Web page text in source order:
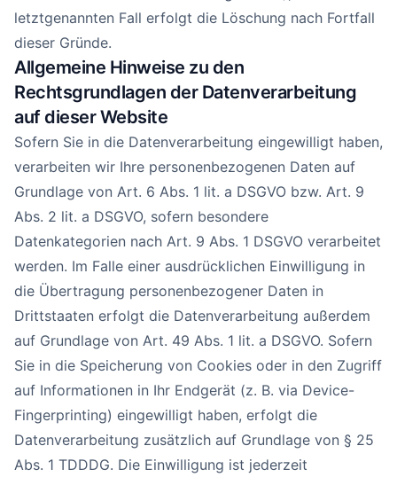
letztgenannten Fall erfolgt die Löschung nach Fortfall
dieser Gründe.
Allgemeine Hinweise zu den
Rechtsgrundlagen der Datenverarbeitung
auf dieser Website
Sofern Sie in die Datenverarbeitung eingewilligt haben,
verarbeiten wir Ihre personenbezogenen Daten auf
Grundlage von Art. 6 Abs. 1 lit. a DSGVO bzw. Art. 9
Abs. 2 lit. a DSGVO, sofern besondere
Datenkategorien nach Art. 9 Abs. 1 DSGVO verarbeitet
werden. Im Falle einer ausdrücklichen Einwilligung in
die Übertragung personenbezogener Daten in
Drittstaaten erfolgt die Datenverarbeitung außerdem
auf Grundlage von Art. 49 Abs. 1 lit. a DSGVO. Sofern
Sie in die Speicherung von Cookies oder in den Zugriff
auf Informationen in Ihr Endgerät (z. B. via Device-
Fingerprinting) eingewilligt haben, erfolgt die
Datenverarbeitung zusätzlich auf Grundlage von § 25
Abs. 1 TDDDG. Die Einwilligung ist jederzeit